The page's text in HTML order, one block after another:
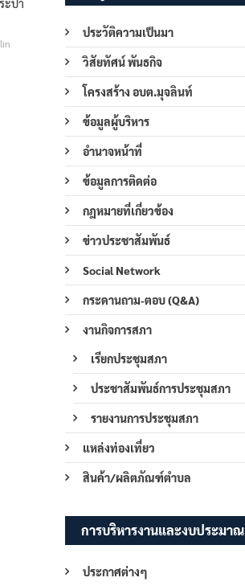
ะปา
ประวัติความเป็นมา
วิสัยทัศน์ พันธกิจ
โครงสร้าง อบต.มุจลินท์
ข้อมูลผู้บริหาร
อำนาจหน้าที่
ข้อมูลการติดต่อ
กฎหมายที่เกี่ยวข้อง
ข่าวประชาสัมพันธ์
Social Network
กระดานถาม-ตอบ (Q&A)
งานกิจการสภา
เรียกประชุมสภา
ประชาสัมพันธ์การประชุมสภา
รายงานการประชุมสภา
แหล่งท่องเที่ยว
สินค้า/ผลิตภัณฑ์ตำบล
การบริหารงานและงบประมาณ
ประกาศต่างๆ